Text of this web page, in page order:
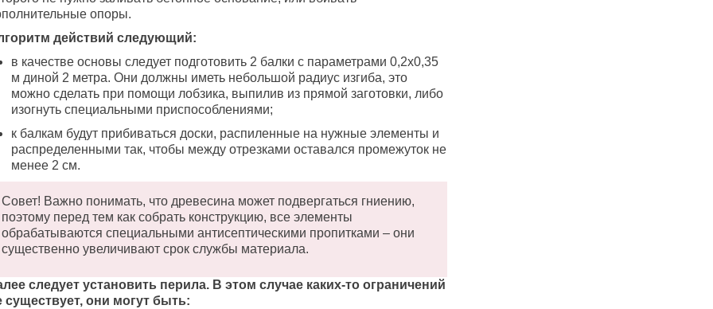
опоры.
действий следующий:
в качестве основы следует подготовить 2 балки с параметрами 0,2х0,35
м диной 2 метра. Они должны иметь небольшой радиус изгиба, это
можно сделать при помощи лобзика, выпилив из прямой заготовки, либо
изогнуть специальными приспособлениями;
к балкам будут прибиваться доски, распиленные на нужные элементы и
распределенными так, чтобы между отрезками оставался промежуток не
менее 2 см.
Совет! Важно понимать, что древесина может подвергаться гниению,
поэтому перед тем как собрать конструкцию, все элементы
обрабатываются специальными антисептическими пропитками – они
существенно увеличивают срок службы материала.
следует установить перила. В этом случае каких-то ограничений
существует, они могут быть: